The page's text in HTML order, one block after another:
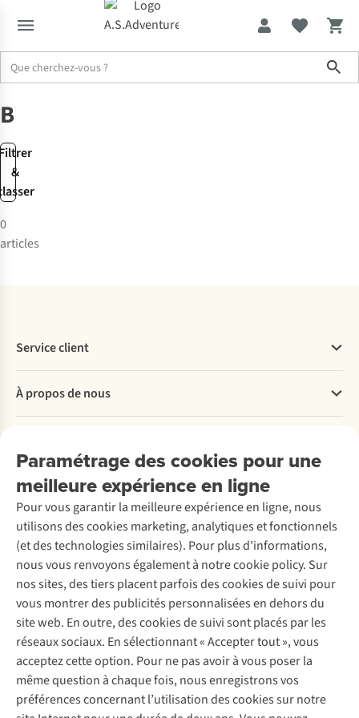
&
Blackburn
0
articles
Paramétrage des cookies pour une
meilleure expérience en ligne
Pour vous garantir la meilleure expérience en ligne, nous
utilisons des cookies marketing, analytiques et fonctionnels
(et des technologies similaires). Pour plus d'informations,
nous vous renvoyons également à notre cookie policy. Sur
nos sites, des tiers placent parfois des cookies de suivi pour
vous montrer des publicités personnalisées en dehors du
site web. En outre, des cookies de suivi sont placés par les
réseaux sociaux. En sélectionnant « Accepter tout », vous
acceptez cette option. Pour ne pas avoir à vous poser la
même question à chaque fois, nous enregistrons vos
préférences concernant l’utilisation des cookies sur notre
Service client
Commander
Payer
Retourner
Rétractation d'une commande
Entretien & réparations
Garantie
Contactez-nous
À propos de nous
Entreprise responsable
À propos d’Ayacucho
Nos magasins
À propos d’A.S.Adventure
Déclaration d'accessibilité
Location / Location sports d’hiver
Seconde-main
Entretien de ski
Service de lavage
Entretien de chaussures
Réparation de chaussures
Réparation de vêtements
Retouches
Pour les entreprises
Découvrez
A.S.Magazine
Explore Camp
Expertise & conseils
Abonnez-vous à la newsletter
Suivez-nous